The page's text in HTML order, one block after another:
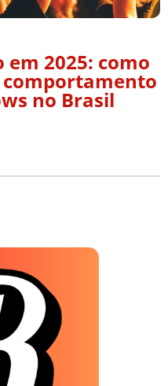
em 2025: como
comportamento
no Brasil